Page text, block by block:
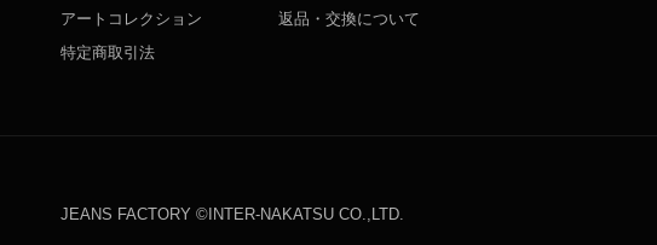
アートコレクション
特定商取引法
返品・交換について
JEANS FACTORY ©INTER-NAKATSU CO.,LTD.